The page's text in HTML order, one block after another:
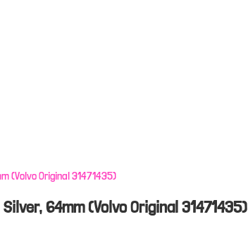
64mm (Volvo Original 31471435)